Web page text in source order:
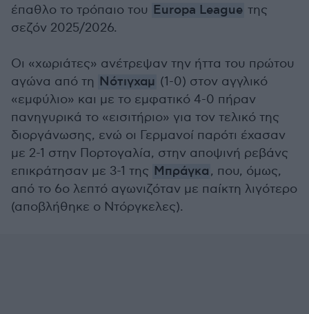
έπαθλο το τρόπαιο του Europa League της
σεζόν 2025/2026.
Οι «χωριάτες» ανέτρεψαν την ήττα του πρώτου
αγώνα από τη Νότιγχαμ (1-0) στον αγγλικό
«εμφύλιο» και με το εμφατικό 4-0 πήραν
πανηγυρικά το «εισιτήριο» για τον τελικό της
διοργάνωσης, ενώ οι Γερμανοί παρότι έχασαν
με 2-1 στην Πορτογαλία, στην αποψινή ρεβάνς
επικράτησαν με 3-1 της Μπράγκα, που, όμως,
από το 6ο λεπτό αγωνιζόταν με παίκτη λιγότερο
(αποβλήθηκε ο Ντόργκελες).